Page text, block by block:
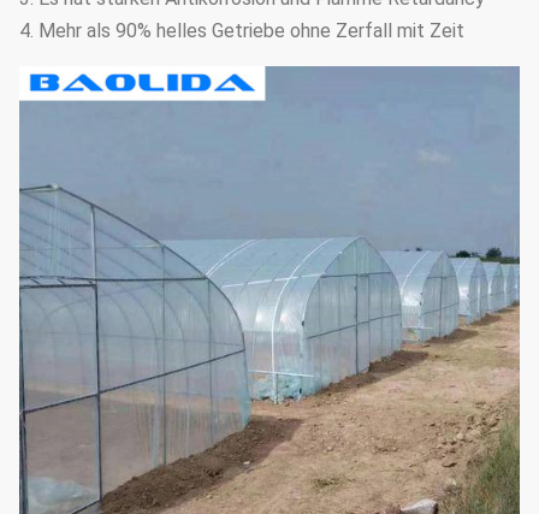
4. Mehr als 90% helles Getriebe ohne Zerfall mit Zeit